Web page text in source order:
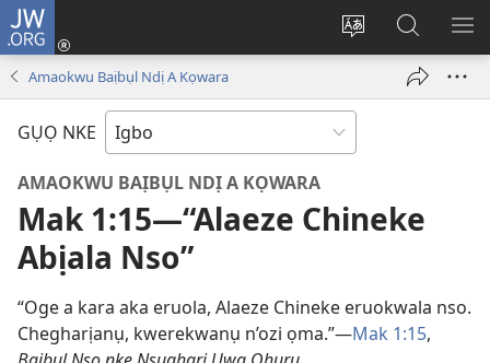
JW.ORG
Gbanwee
Banye
(ga-
ebe
anọ
Chọọ
Ihe
na
Amaokwu Baịbụl Ndị A Kọwara
GỤỌ NKE
AMAOKWU BAỊBỤL NDỊ A KỌWARA
Mak 1:15​—“Alaeze Chineke
Abịala Nso”
“Oge a kara aka eruola, Alaeze Chineke eruokwala nso.
Chegharịanụ, kwerekwanụ n’ozi ọma.”​—Mak 1:​15,